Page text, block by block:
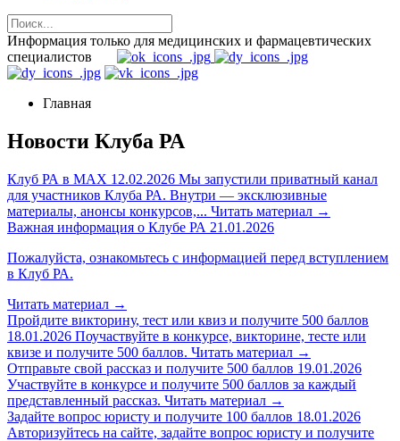
Информация только для медицинских и фармацевтических
специалистов
Главная
Новости Клуба РА
Клуб РА в MAX 12.02.2026 Мы запустили приватный канал
для участников Клуба РА. Внутри — эксклюзивные
материалы, анонсы конкурсов,... Читать материал →
Важная информация о Клубе РА 21.01.2026
Пожалуйста, ознакомьтесь с информацией перед вступлением
в Клуб РА.
Читать материал →
Пройдите викторину, тест или квиз и получите 500 баллов
18.01.2026 Поучаствуйте в конкурсе, викторине, тесте или
квизе и получите 500 баллов. Читать материал →
Отправьте свой рассказ и получите 500 баллов 19.01.2026
Участвуйте в конкурсе и получите 500 баллов за каждый
представленный рассказ. Читать материал →
Задайте вопрос юристу и получите 100 баллов 18.01.2026
Авторизуйтесь на сайте, задайте вопрос юристу и получите